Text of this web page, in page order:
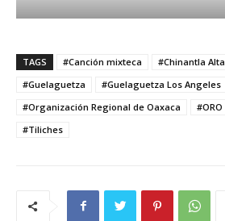
TAGS #Canción mixteca #Chinantla Alta
#Guelaguetza
#Guelaguetza Los Angeles
#Organización Regional de Oaxaca
#ORO
#Tiliches